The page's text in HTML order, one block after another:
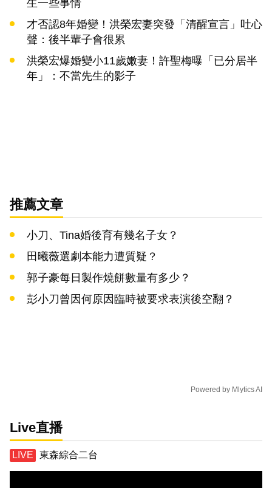
生一些事情
才否認8年婚變！洪榮宏妻突發「清醒宣言」吐心
聲：後半輩子會很累
洪榮宏爆婚變小11歲嫩妻！許聖梅曝「已分居半
年」：不當先生的影子
推薦文章
小刀、Tina婚後育有幾名子女？
田曦薇選劇本能力遭質疑？
郭子豪每日製作燒餅數量有多少？
彭小刀曾因何原因臨時被要求表演後空翻？
Powered by Mlytics AI
Live直播
東森綜合二台